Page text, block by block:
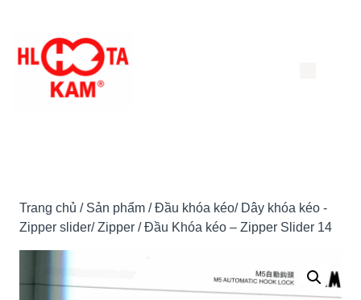
đến
Trang chủ / Sản phẩm /Đầu khóa kéo/ Dây khóa kéo -
Zipper slider/ Zipper / Đầu Khóa kéo – Zipper Slider 14